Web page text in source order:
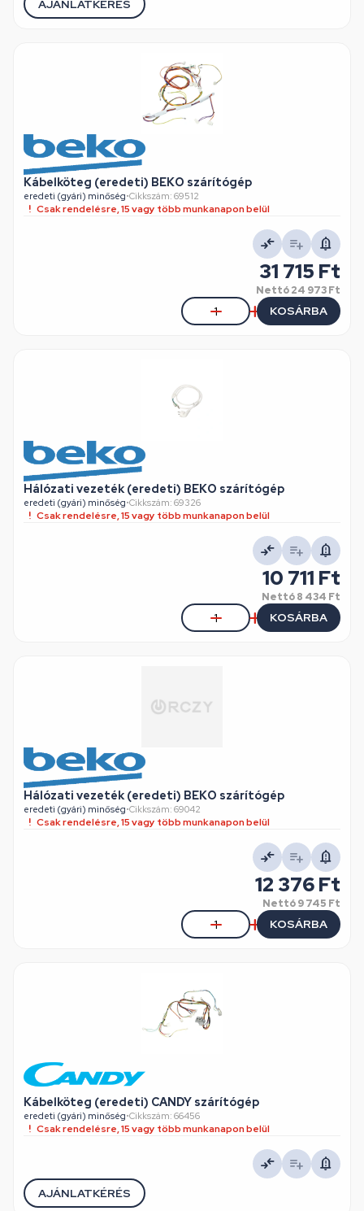
AJÁNLATKÉRÉS
Kábelköteg (eredeti) BEKO szárítógép
eredeti (gyári) minőség•Cikkszám: 69512
Csak rendelésre, 15 vagy több munkanapon belül
31 715 Ft
Nettó24 973 Ft
KOSÁRBA
Hálózati vezeték (eredeti) BEKO szárítógép
eredeti (gyári) minőség•Cikkszám: 69326
Csak rendelésre, 15 vagy több munkanapon belül
10 711 Ft
Nettó8 434 Ft
KOSÁRBA
Hálózati vezeték (eredeti) BEKO szárítógép
eredeti (gyári) minőség•Cikkszám: 69042
Csak rendelésre, 15 vagy több munkanapon belül
12 376 Ft
Nettó9 745 Ft
KOSÁRBA
Kábelköteg (eredeti) CANDY szárítógép
eredeti (gyári) minőség•Cikkszám: 66456
Csak rendelésre, 15 vagy több munkanapon belül
AJÁNLATKÉRÉS